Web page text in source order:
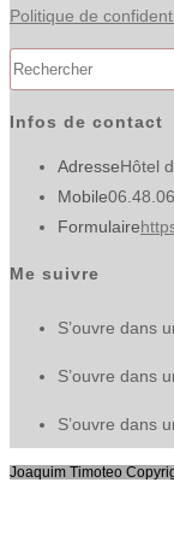
Politique de
Infos de contact
AdresseHôtel
Mobile
Formulaire
Me suivre
S’ouvre dans
S’ouvre dans
S’ouvre dans
Joaquim Timoteo